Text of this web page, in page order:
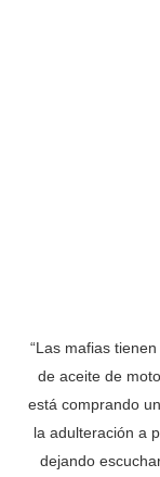
“Las mafias
de aceite de
está comprando
la adulteración a
dejando